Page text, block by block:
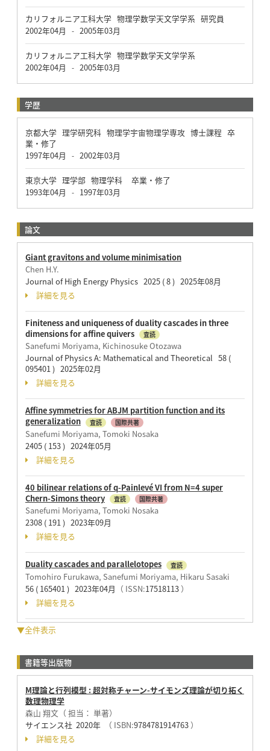
カリフォルニア工科大学 物理学数学天文学学系 研究員
2002年04月
- 2005年03月
カリフォルニア工科大学 物理学数学天文学学系
2002年04月
- 2005年03月
学歴
京都大学 理学研究科 物理学宇宙物理学専攻 博士課程 卒
業・修了
1997年04月
- 2002年03月
東京大学 理学部 物理学科 卒業・修了
1993年04月
- 1997年03月
論文
Giant gravitons and volume minimisation
Chen H.Y.
Journal of High Energy Physics 2025 ( 8 ) 2025年08月
詳細を見る
Finiteness and uniqueness of duality cascades in three
dimensions for affine quivers
査読
Sanefumi Moriyama, Kichinosuke Otozawa
Journal of Physics A: Mathematical and Theoretical 58 (
095401 ) 2025年02月
詳細を見る
Affine symmetries for ABJM partition function and its
generalization
査読 国際共著
Sanefumi Moriyama, Tomoki Nosaka
2405 ( 153 ) 2024年05月
詳細を見る
40 bilinear relations of q-Painlevé VI from N=4 super
Chern-Simons theory
査読 国際共著
Sanefumi Moriyama, Tomoki Nosaka
2308 ( 191 ) 2023年09月
詳細を見る
Duality cascades and parallelotopes 査読
Tomohiro Furukawa, Sanefumi Moriyama, Hikaru Sasaki
56 ( 165401 ) 2023年04月 （ ISSN:17518113）
詳細を見る
▼全件表示
書籍等出版物
M理論と行列模型 : 超対称チャーン-サイモンズ理論が切り拓く
数理物理学
森山 翔文（ 担当： 単著）
サイエンス社 2020年
（ ISBN:9784781914763）
詳細を見る